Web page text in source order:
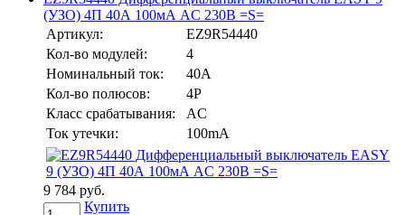
(УЗО) 4П 40А 100мА AC 230В =S=
Артикул:
EZ9R54440
Кол-во модулей:
4
Номинальный ток:
40А
Кол-во полюсов:
4P
Класс срабатывания:
AC
Ток утечки:
100mA
9 784 руб.
Купить